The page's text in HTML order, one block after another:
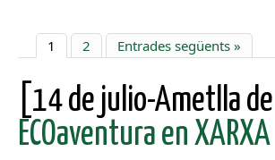
1 2 Entrades següents »
[14 de julio-Ametlla de
ECOaventura en XARXA